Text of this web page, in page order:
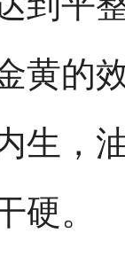
黄的
生，
硬。